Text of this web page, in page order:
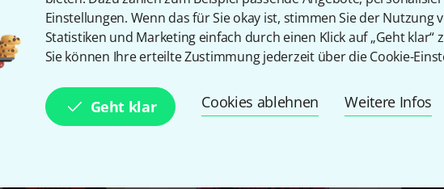
Einstellungen. Wenn das für Sie okay ist, stimmen Sie der Nutzung
Statistiken und Marketing einfach durch einen Klick auf „Geht klar“
Sie können Ihre erteilte Zustimmung jederzeit über die Cookie-
Geht klar Cookies ablehnen Weitere Infos
Aktuell beliebt